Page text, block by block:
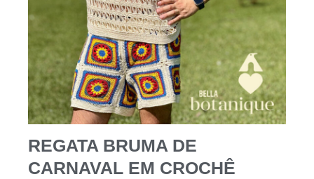
REGATA BRUMA DE
CARNAVAL EM CROCHÊ